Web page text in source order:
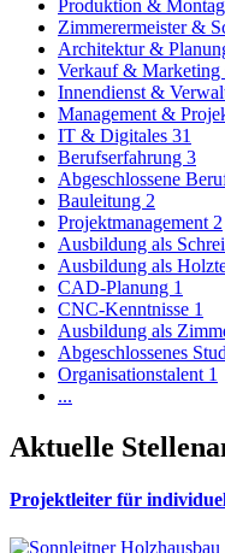
Produktion &
Zimmerermeister &
Architektur &
Verkauf & Marketing
Innendienst &
Management &
IT & Digitales 31
Berufserfahrung 3
Abgeschlossene
Bauleitung 2
Projektmanagement 2
Ausbildung als
Ausbildung als
CAD-Planung 1
CNC-Kenntnisse 1
Ausbildung als
Abgeschlossenes
Organisationstalent 1
...
Aktuelle
Projektleiter für